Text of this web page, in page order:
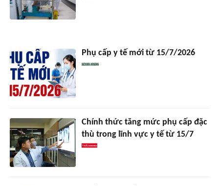
Phụ cấp y tế mới từ 15/7/2026
Chính thức tăng mức phụ cấp đặc
thù trong lĩnh vực y tế từ 15/7